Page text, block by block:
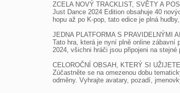
ZCELA NOVÝ TRACKLIST, SVĚTY A
Just Dance 2024 Edition obsahuje 40
hopu až po K-pop, tato edice je plná
JEDNA PLATFORMA S PRAVIDELNÝMI
Tato hra, která je nyní plně online zábavní
2024, všichni hráči jsou připojeni na
CELOROČNÍ OBSAH, KTERÝ SI UŽIJETE
Zúčastněte se na omezenou dobu
odměny. Vyhrajte avatary, pozadí,